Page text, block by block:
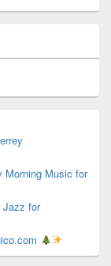
Morning Music for
Jazz for